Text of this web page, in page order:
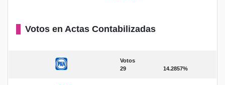
Votos en Actas Contabilizadas
Votos
29
14.2857%